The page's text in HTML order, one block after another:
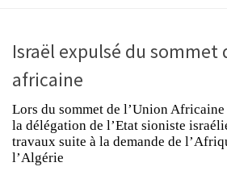
Israël expulsé du sommet
africaine
Lors du sommet de l’Union
la délégation de l’Etat sioniste
travaux suite à la demande de
l’Algérie